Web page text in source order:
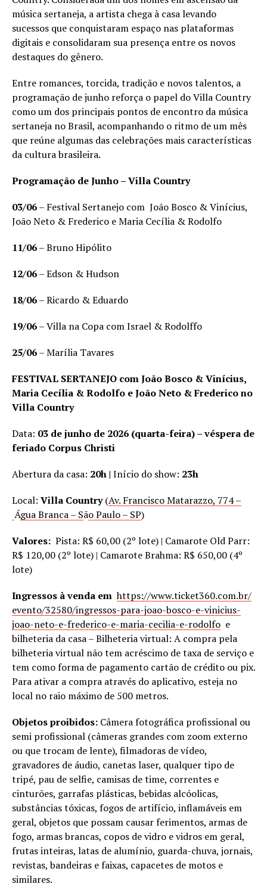
música sertaneja, a artista chega à casa levando
sucessos que conquistaram espaço nas plataformas
digitais e consolidaram sua presença entre os novos
destaques do gênero.
Entre romances, torcida, tradição e novos talentos, a
programação de junho reforça o papel do Villa Country
como um dos principais pontos de encontro da música
sertaneja no Brasil, acompanhando o ritmo de um mês
que reúne algumas das celebrações mais características
da cultura brasileira.
Programação de Junho – Villa Country
03/06– Festival Sertanejo com João Bosco & Vinícius,
João Neto & Frederico e Maria Cecília & Rodolfo
11/06– Bruno Hipólito
12/06– Edson & Hudson
18/06– Ricardo & Eduardo
19/06– Villa na Copa com Israel & Rodolffo
25/06– Marília Tavares
FESTIVAL SERTANEJO com João Bosco & Vinícius,
Maria Cecília & Rodolfo e João Neto & Frederico no
Villa Country
Data: 03 de junho de 2026 (quarta-feira) – véspera de
feriado Corpus Christi
Abertura da casa: 20h | Início do show: 23h
Local: Villa Country(Av. Francisco Matarazzo, 774 –
Água Branca – São Paulo – SP)
Valores: Pista: R$ 60,00 (2º lote) | Camarote Old Parr:
R$ 120,00 (2º lote) | Camarote Brahma: R$ 650,00 (4º
lote)
Ingressos à venda em https://www.ticket360.com.br/
evento/32580/ingressos-para-joao-bosco-e-vinicius-
joao-neto-e-frederico-e-maria-cecilia-e-rodolfo e
bilheteria da casa – Bilheteria virtual: A compra pela
bilheteria virtual não tem acréscimo de taxa de serviço e
tem como forma de pagamento cartão de crédito ou pix.
Para ativar a compra através do aplicativo, esteja no
local no raio máximo de 500 metros.
Objetos proibidos: Câmera fotográfica profissional ou
semi profissional (câmeras grandes com zoom externo
ou que trocam de lente), filmadoras de vídeo,
gravadores de áudio, canetas laser, qualquer tipo de
tripé, pau de selfie, camisas de time, correntes e
cinturões, garrafas plásticas, bebidas alcóolicas,
substâncias tóxicas, fogos de artifício, inflamáveis em
geral, objetos que possam causar ferimentos, armas de
fogo, armas brancas, copos de vidro e vidros em geral,
frutas inteiras, latas de alumínio, guarda-chuva, jornais,
revistas, bandeiras e faixas, capacetes de motos e
similares.